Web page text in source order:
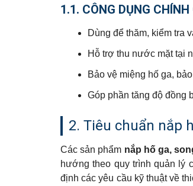
1.1. CÔNG DỤNG
Dùng để thăm, kiểm tra
Hỗ trợ thu nước mặt tại
Bảo vệ miệng hố ga,
Góp phần tăng độ đồng
2. Tiêu chuẩn nắp
Các sản phẩm nắp hố ga,
hướng theo quy trình quản lý
định các yêu cầu kỹ thuật về